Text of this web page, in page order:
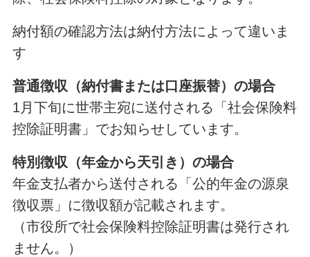
納付額の確認方法は納付方法によって違いま
す
普通徴収（納付書または口座振替）の場合
1月下旬に世帯主宛に送付される「社会保険料
控除証明書」でお知らせしています。
特別徴収（年金から天引き）の場合
年金支払者から送付される「公的年金の源泉
徴収票」に徴収額が記載されます。
（市役所で社会保険料控除証明書は発行され
ません。）